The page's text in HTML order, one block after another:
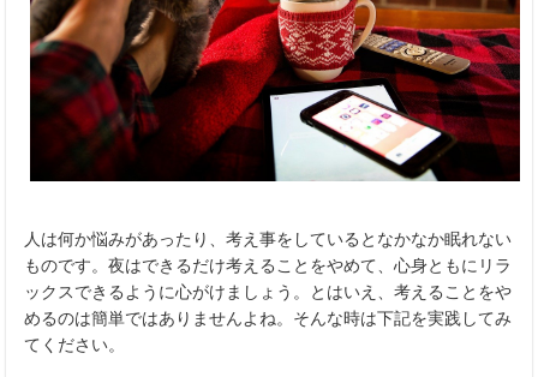
人は何か悩みがあったり、考え事をしているとなかなか眠れない
ものです。夜はできるだけ考えることをやめて、心身ともにリラ
ックスできるように心がけましょう。とはいえ、考えることをや
めるのは簡単ではありませんよね。そんな時は下記を実践してみ
てください。